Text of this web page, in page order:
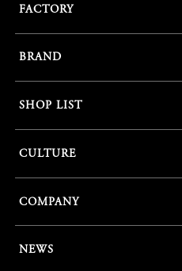
FACTORY
BRAND
SHOP LIST
CULTURE
COMPANY
NEWS